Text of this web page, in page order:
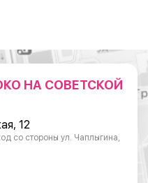
НА СОВЕТСКОЙ
12
со стороны ул. Чаплыгина,